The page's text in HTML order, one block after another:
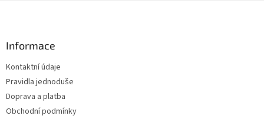
Informace
Kontaktní údaje
Pravidla jednoduše
Doprava a platba
Obchodní podmínky